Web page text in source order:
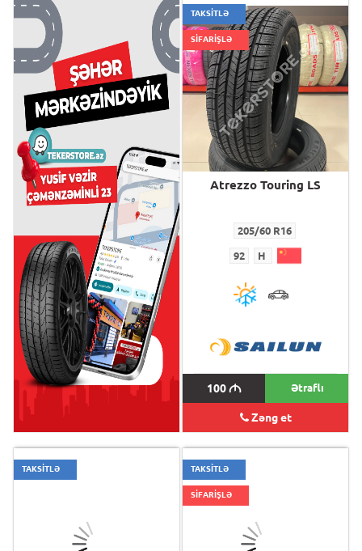
Atrezzo Touring LS
205/60 R16
92 H
100M
TAKSİTLƏ
SİFARİŞLƏ
Atrezzo Touring LS
205/60 R16
92 H
100M Ətraflı
Zəng et
TAKSİTLƏ TAKSİTLƏ
SİFARİŞLƏ